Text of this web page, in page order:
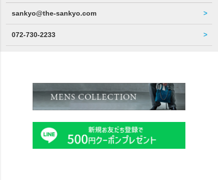
sankyo@the-sankyo.com
072-730-2233